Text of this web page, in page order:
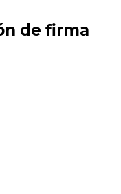
de firma